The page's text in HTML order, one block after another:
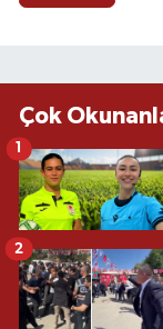
Çok
2